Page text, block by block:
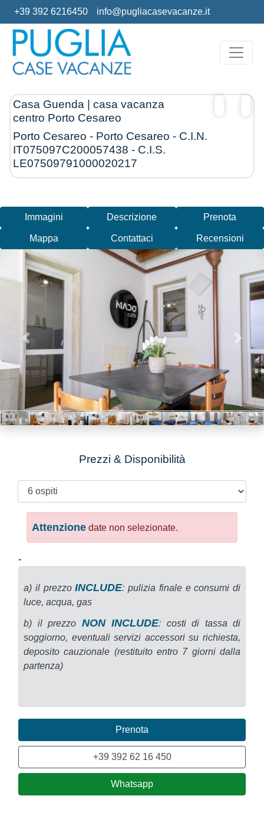
+39 392 6216450 info@pugliacasevacanze.it
Casa Guenda | casa vacanza
centro Porto Cesareo
Porto Cesareo - Porto Cesareo - C.I.N.
IT075097C200057438 - C.I.S.
LE07509791000020217
Immagini Descrizione Prenota
Mappa Contattaci Recensioni
Previous
Prezzi & Disponibilità
Attenzione date non selezionate.
-
a) il prezzoINCLUDE: pulizia finale e consumi di
luce, acqua, gas
b) il prezzo NON INCLUDE: costi di tassa di
soggiorno, eventuali servizi accessori su richiesta,
deposito cauzionale (restituito entro 7 giorni dalla
partenza)
Prenota
+39 392 62 16 450
Whatsapp